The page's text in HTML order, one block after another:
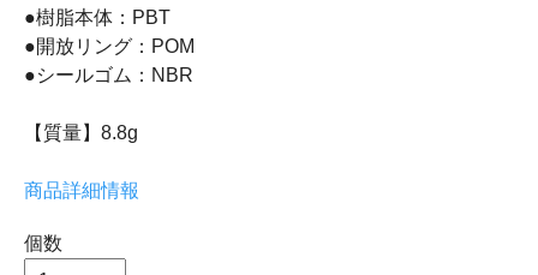
●樹脂本体：PBT
●開放リング：POM
●シールゴム：NBR
【質量】8.8g
商品詳細情報
個数